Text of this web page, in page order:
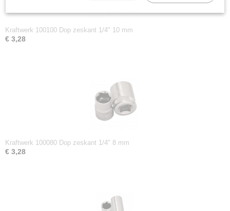
Kraftwerk 100100 Dop zeskant 1/4" 10 mm
€ 3,28
Kraftwerk 100080 Dop zeskant 1/4" 8 mm
€ 3,28